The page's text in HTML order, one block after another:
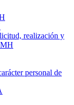
realización y
personal de